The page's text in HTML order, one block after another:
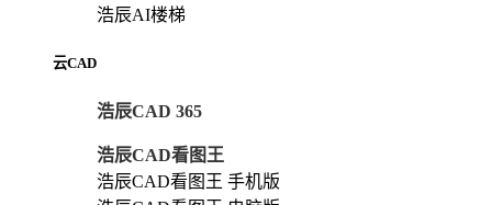
浩辰AI楼梯
云CAD
浩辰CAD 365
浩辰CAD看图王
浩辰CAD看图王 手机版